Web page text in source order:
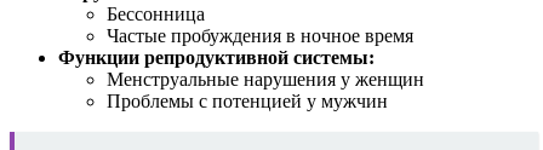
Бессонница
Частые пробуждения в ночное время
Функции репродуктивной системы:
Менструальные нарушения у женщин
Проблемы с потенцией у мужчин